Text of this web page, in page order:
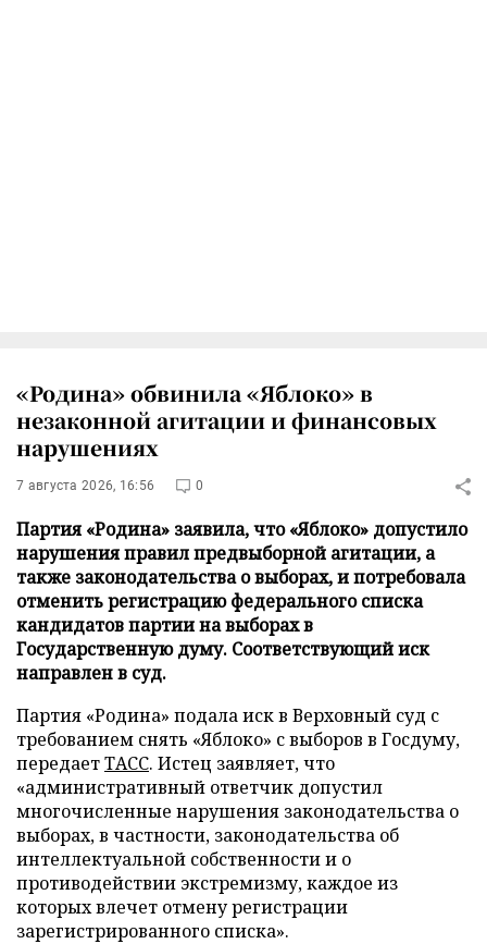
«Родина» обвинила «Яблоко» в
незаконной агитации и финансовых
нарушениях
7 августа 2026, 16:56 0
Партия «Родина» заявила, что «Яблоко» допустило
нарушения правил предвыборной агитации, а
также законодательства о выборах, и потребовала
отменить регистрацию федерального списка
кандидатов партии на выборах в
Государственную думу. Соответствующий иск
направлен в суд.
Партия «Родина» подала иск в Верховный суд с
требованием снять «Яблоко» с выборов в Госдуму,
передаетТАСС. Истец заявляет, что
«административный ответчик допустил
многочисленные нарушения законодательства о
выборах, в частности, законодательства об
интеллектуальной собственности и о
противодействии экстремизму, каждое из
которых влечет отмену регистрации
зарегистрированного списка».